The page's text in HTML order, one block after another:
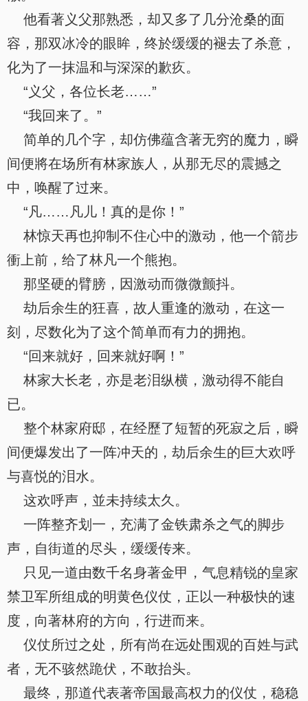
他看著义父那熟悉，却又多了几分沧桑的面
容，那双冰冷的眼眸，终於缓缓的褪去了杀意，
化为了一抹温和与深深的歉疚。
“义父，各位长老……”
“我回来了。”
简单的几个字，却仿佛蕴含著无穷的魔力，瞬
间便將在场所有林家族人，从那无尽的震撼之
中，唤醒了过来。
“凡……凡儿！真的是你！”
林惊天再也抑制不住心中的激动，他一个箭步
衝上前，给了林凡一个熊抱。
那坚硬的臂膀，因激动而微微颤抖。
劫后余生的狂喜，故人重逢的激动，在这一
刻，尽数化为了这个简单而有力的拥抱。
“回来就好，回来就好啊！”
林家大长老，亦是老泪纵横，激动得不能自
已。
整个林家府邸，在经歷了短暂的死寂之后，瞬
间便爆发出了一阵冲天的，劫后余生的巨大欢呼
与喜悦的泪水。
这欢呼声，並未持续太久。
一阵整齐划一，充满了金铁肃杀之气的脚步
声，自街道的尽头，缓缓传来。
只见一道由数千名身著金甲，气息精锐的皇家
禁卫军所组成的明黄色仪仗，正以一种极快的速
度，向著林府的方向，行进而来。
仪仗所过之处，所有尚在远处围观的百姓与武
者，无不骇然跪伏，不敢抬头。
最终，那道代表著帝国最高权力的仪仗，稳稳